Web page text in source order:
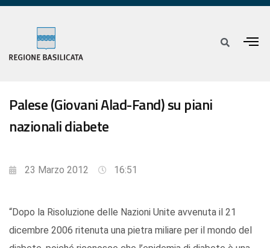
Palese (Giovani Alad-Fand) su piani
nazionali diabete
23 Marzo 2012 16:51
“Dopo la Risoluzione delle Nazioni Unite avvenuta il 21
dicembre 2006 ritenuta una pietra miliare per il mondo del